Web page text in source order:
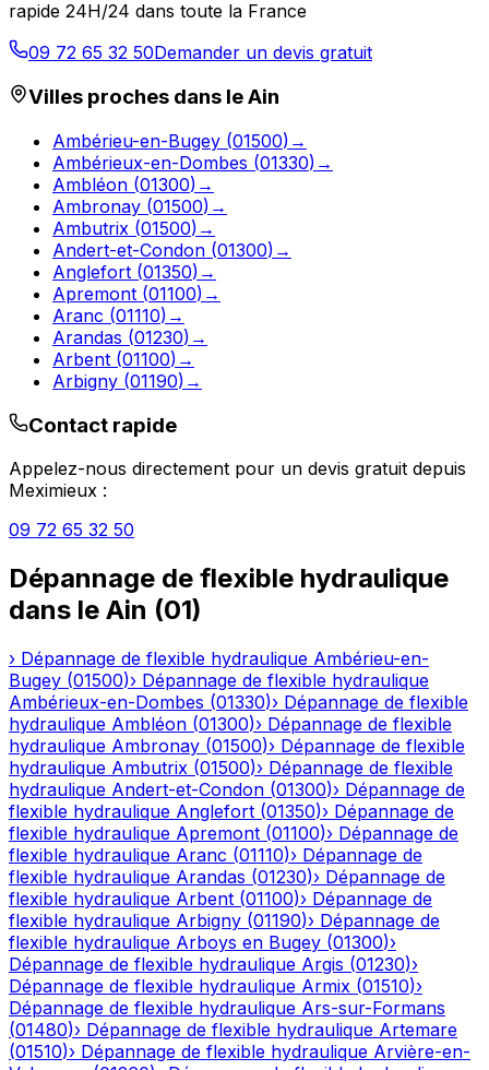
rapide 24H/24 dans toute la France
09 72 65 32 50Demander un devis gratuit
Villes proches dans leAin
Ambérieu-en-Bugey (01500) →
Ambérieux-en-Dombes (01330) →
Ambléon (01300) →
Ambronay (01500) →
Ambutrix (01500) →
Andert-et-Condon (01300) →
Anglefort (01350) →
Apremont (01100) →
Aranc (01110) →
Arandas (01230) →
Arbent (01100) →
Arbigny (01190) →
Contact rapide
Appelez-nous directement pour un devis gratuit depuis
Meximieux :
09 72 65 32 50
Dépannage de flexible hydraulique
dans le Ain (01)
› Dépannage de flexible hydraulique Ambérieu-en-
Bugey (01500)› Dépannage de flexible hydraulique
Ambérieux-en-Dombes (01330)› Dépannage de flexible
hydraulique Ambléon (01300)› Dépannage de flexible
hydraulique Ambronay (01500)› Dépannage de flexible
hydraulique Ambutrix (01500)› Dépannage de flexible
hydraulique Andert-et-Condon (01300)› Dépannage de
flexible hydraulique Anglefort (01350)› Dépannage de
flexible hydraulique Apremont (01100)› Dépannage de
flexible hydraulique Aranc (01110)› Dépannage de
flexible hydraulique Arandas (01230)› Dépannage de
flexible hydraulique Arbent (01100)› Dépannage de
flexible hydraulique Arbigny (01190)› Dépannage de
flexible hydraulique Arboys en Bugey (01300)›
Dépannage de flexible hydraulique Argis (01230)›
Dépannage de flexible hydraulique Armix (01510)›
Dépannage de flexible hydraulique Ars-sur-Formans
(01480)› Dépannage de flexible hydraulique Artemare
(01510)› Dépannage de flexible hydraulique Arvière-en-